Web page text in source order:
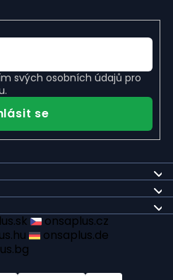
svých osobních údajů pro
se
onsaplus.cz
onsaplus.de